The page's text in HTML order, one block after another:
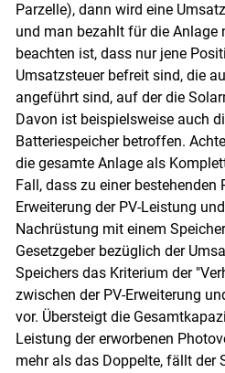
Skip to
Parzelle), dann wird eine
und man bezahlt für die Anlage
beachten ist, dass nur jene
Umsatzsteuer befreit sind, die
angeführt sind, auf der die
Davon ist beispielsweise auch
Batteriespeicher betroffen.
die gesamte Anlage als
Fall, dass zu einer bestehenden
Erweiterung der PV-Leistung
Nachrüstung mit einem
Gesetzgeber bezüglich der
Speichers das Kriterium der
zwischen der PV-Erweiterung
vor. Übersteigt die
Leistung der erworbenen
mehr als das Doppelte, fällt der